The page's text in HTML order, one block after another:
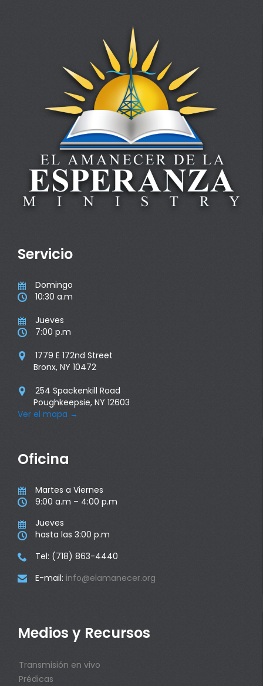
Servicio
 Domingo
 10:30 a.m
 Jueves
 7:00 p.m

1779 E 172nd Street
Bronx, NY 10472

254 Spackenkill Road
Poughkeepsie, NY 12603
Ver el mapa →
Oficina
 Martes a Viernes
 9:00 a.m – 4:00 p.m
 Jueves
 hasta las 3:00 p.m
 Tel: (718) 863-4440
 E-mail: info@elamanecer.org
Medios y Recursos
Transmisión en vivo
Prédicas